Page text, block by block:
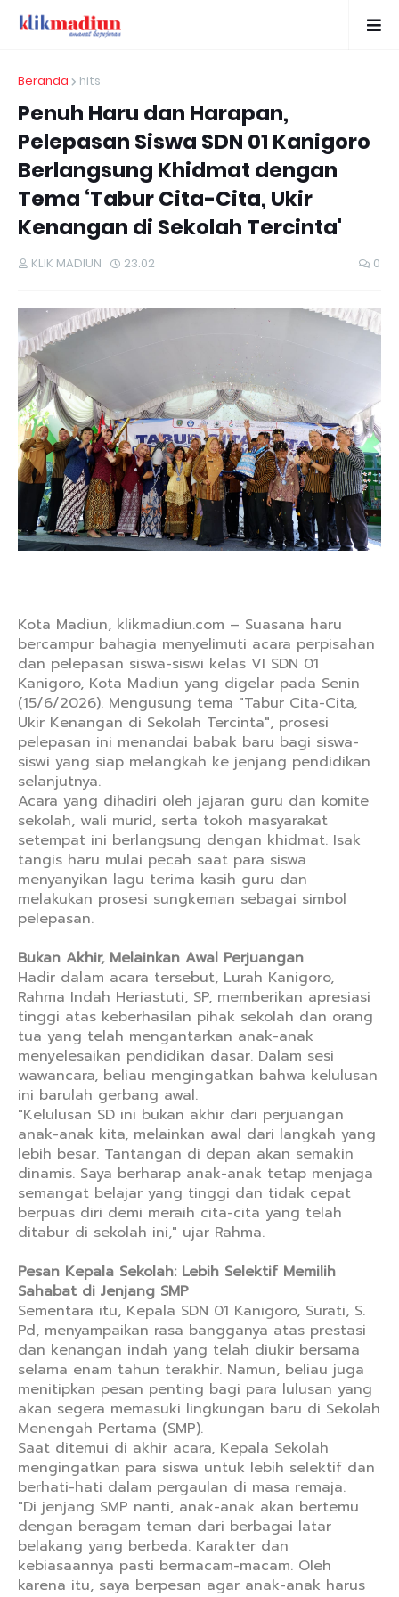
Beranda hits
Penuh Haru dan Harapan,
Pelepasan Siswa SDN 01 Kanigoro
Berlangsung Khidmat dengan
Tema ‘Tabur Cita-Cita, Ukir
Kenangan di Sekolah Tercinta'
KLIK MADIUN 23.02 0
Kota Madiun, klikmadiun.com – Suasana haru
bercampur bahagia menyelimuti acara perpisahan
dan pelepasan siswa-siswi kelas VI SDN 01
Kanigoro, Kota Madiun yang digelar pada Senin
(15/6/2026). Mengusung tema "Tabur Cita-Cita,
Ukir Kenangan di Sekolah Tercinta", prosesi
pelepasan ini menandai babak baru bagi siswa-
siswi yang siap melangkah ke jenjang pendidikan
selanjutnya.
Acara yang dihadiri oleh jajaran guru dan komite
sekolah, wali murid, serta tokoh masyarakat
setempat ini berlangsung dengan khidmat. Isak
tangis haru mulai pecah saat para siswa
menyanyikan lagu terima kasih guru dan
melakukan prosesi sungkeman sebagai simbol
pelepasan.
Bukan Akhir, Melainkan Awal Perjuangan
Hadir dalam acara tersebut, Lurah Kanigoro,
Rahma Indah Heriastuti, SP, memberikan apresiasi
tinggi atas keberhasilan pihak sekolah dan orang
tua yang telah mengantarkan anak-anak
menyelesaikan pendidikan dasar. Dalam sesi
wawancara, beliau mengingatkan bahwa kelulusan
ini barulah gerbang awal.
"Kelulusan SD ini bukan akhir dari perjuangan
anak-anak kita, melainkan awal dari langkah yang
lebih besar. Tantangan di depan akan semakin
dinamis. Saya berharap anak-anak tetap menjaga
semangat belajar yang tinggi dan tidak cepat
berpuas diri demi meraih cita-cita yang telah
ditabur di sekolah ini," ujar Rahma.
Pesan Kepala Sekolah: Lebih Selektif Memilih
Sahabat di Jenjang SMP
Sementara itu, Kepala SDN 01 Kanigoro, Surati, S.
Pd, menyampaikan rasa bangganya atas prestasi
dan kenangan indah yang telah diukir bersama
selama enam tahun terakhir. Namun, beliau juga
menitipkan pesan penting bagi para lulusan yang
akan segera memasuki lingkungan baru di Sekolah
Menengah Pertama (SMP).
Saat ditemui di akhir acara, Kepala Sekolah
mengingatkan para siswa untuk lebih selektif dan
berhati-hati dalam pergaulan di masa remaja.
"Di jenjang SMP nanti, anak-anak akan bertemu
dengan beragam teman dari berbagai latar
belakang yang berbeda. Karakter dan
kebiasaannya pasti bermacam-macam. Oleh
karena itu, saya berpesan agar anak-anak harus